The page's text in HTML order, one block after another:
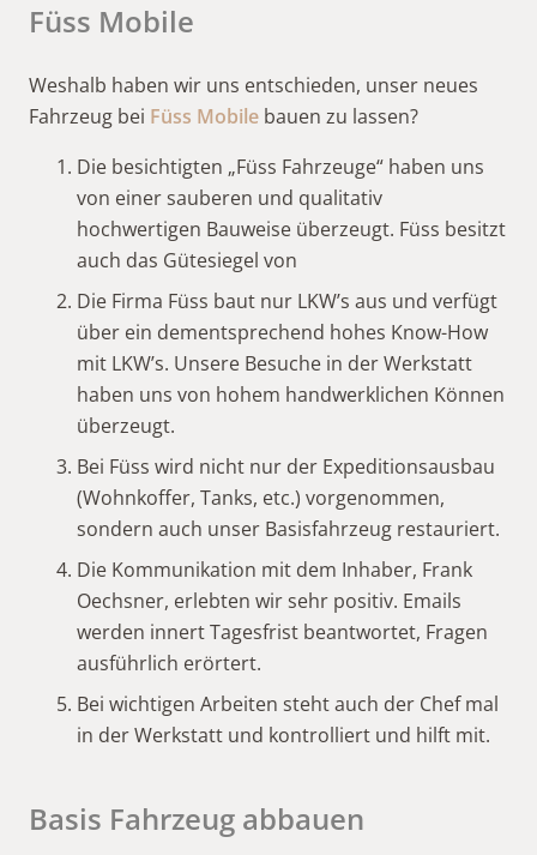
Füss Mobile
Weshalb haben wir uns entschieden, unser neues
Fahrzeug bei Füss Mobile bauen zu lassen?
Die besichtigten „Füss Fahrzeuge“ haben uns
von einer sauberen und qualitativ
hochwertigen Bauweise überzeugt. Füss besitzt
auch das Gütesiegel von
Die Firma Füss baut nur LKW’s aus und verfügt
über ein dementsprechend hohes Know-How
mit LKW’s. Unsere Besuche in der Werkstatt
haben uns von hohem handwerklichen Können
überzeugt.
Bei Füss wird nicht nur der Expeditionsausbau
(Wohnkoffer, Tanks, etc.) vorgenommen,
sondern auch unser Basisfahrzeug restauriert.
Die Kommunikation mit dem Inhaber, Frank
Oechsner, erlebten wir sehr positiv. Emails
werden innert Tagesfrist beantwortet, Fragen
ausführlich erörtert.
Bei wichtigen Arbeiten steht auch der Chef mal
in der Werkstatt und kontrolliert und hilft mit.
Basis Fahrzeug abbauen